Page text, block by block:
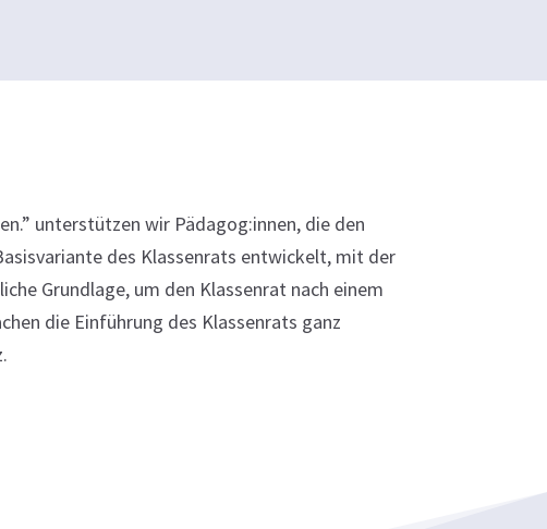
unterstützen wir Pädagog:innen, die den
des Klassenrats entwickelt, mit der
Grundlage, um den Klassenrat nach einem
die Einführung des Klassenrats ganz